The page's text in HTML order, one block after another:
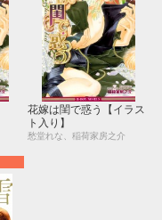
花嫁は閨で惑う【イラス
ト入り】
愁堂れな、稲荷家房之介